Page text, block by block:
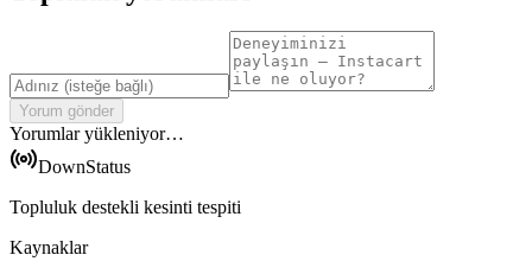
Yorum gönder
Yorumlar yükleniyor…
DownStatus
Topluluk destekli kesinti tespiti
Kaynaklar